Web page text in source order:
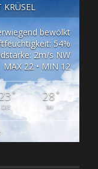
KRÜSEL
bewölkt
54%
2m/s NW
MAX 22 • MIN 12
°
DIE
28°
MI